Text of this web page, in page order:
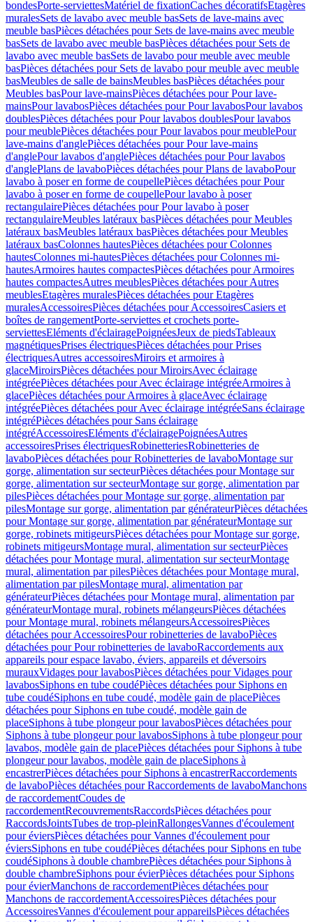
bondesPorte-serviettesMatériel de fixationCaches décoratifsEtagères
muralesSets de lavabo avec meuble basSets de lave-mains avec
meuble basPièces détachées pour Sets de lave-mains avec meuble
basSets de lavabo avec meuble basPièces détachées pour Sets de
lavabo avec meuble basSets de lavabo pour meuble avec meuble
basPièces détachées pour Sets de lavabo pour meuble avec meuble
basMeubles de salle de bainsMeubles basPièces détachées pour
Meubles basPour lave-mainsPièces détachées pour Pour lave-
mainsPour lavabosPièces détachées pour Pour lavabosPour lavabos
doublesPièces détachées pour Pour lavabos doublesPour lavabos
pour meublePièces détachées pour Pour lavabos pour meublePour
lave-mains d'anglePièces détachées pour Pour lave-mains
d'anglePour lavabos d'anglePièces détachées pour Pour lavabos
d'anglePlans de lavaboPièces détachées pour Plans de lavaboPour
lavabo à poser en forme de coupellePièces détachées pour Pour
lavabo à poser en forme de coupellePour lavabo à poser
rectangulairePièces détachées pour Pour lavabo à poser
rectangulaireMeubles latéraux basPièces détachées pour Meubles
latéraux basMeubles latéraux basPièces détachées pour Meubles
latéraux basColonnes hautesPièces détachées pour Colonnes
hautesColonnes mi-hautesPièces détachées pour Colonnes mi-
hautesArmoires hautes compactesPièces détachées pour Armoires
hautes compactesAutres meublesPièces détachées pour Autres
meublesEtagères muralesPièces détachées pour Etagères
muralesAccessoiresPièces détachées pour AccessoiresCasiers et
boîtes de rangementPorte-serviettes et crochets porte-
serviettesEléments d'éclairagePoignéesJeux de piedsTableaux
magnétiquesPrises électriquesPièces détachées pour Prises
électriquesAutres accessoiresMiroirs et armoires à
glaceMiroirsPièces détachées pour MiroirsAvec éclairage
intégréePièces détachées pour Avec éclairage intégréeArmoires à
glacePièces détachées pour Armoires à glaceAvec éclairage
intégréePièces détachées pour Avec éclairage intégréeSans éclairage
intégréPièces détachées pour Sans éclairage
intégréAccessoiresEléments d'éclairagePoignéesAutres
accessoiresPrises électriquesRobinetteriesRobinetteries de
lavaboPièces détachées pour Robinetteries de lavaboMontage sur
gorge, alimentation sur secteurPièces détachées pour Montage sur
gorge, alimentation sur secteurMontage sur gorge, alimentation par
pilesPièces détachées pour Montage sur gorge, alimentation par
pilesMontage sur gorge, alimentation par générateurPièces détachées
pour Montage sur gorge, alimentation par générateurMontage sur
gorge, robinets mitigeursPièces détachées pour Montage sur gorge,
robinets mitigeursMontage mural, alimentation sur secteurPièces
détachées pour Montage mural, alimentation sur secteurMontage
mural, alimentation par pilesPièces détachées pour Montage mural,
alimentation par pilesMontage mural, alimentation par
générateurPièces détachées pour Montage mural, alimentation par
générateurMontage mural, robinets mélangeursPièces détachées
pour Montage mural, robinets mélangeursAccessoiresPièces
détachées pour AccessoiresPour robinetteries de lavaboPièces
détachées pour Pour robinetteries de lavaboRaccordements aux
appareils pour espace lavabo, éviers, appareils et déversoirs
murauxVidages pour lavabosPièces détachées pour Vidages pour
lavabosSiphons en tube coudéPièces détachées pour Siphons en
tube coudéSiphons en tube coudé, modèle gain de placePièces
détachées pour Siphons en tube coudé, modèle gain de
placeSiphons à tube plongeur pour lavabosPièces détachées pour
Siphons à tube plongeur pour lavabosSiphons à tube plongeur pour
lavabos, modèle gain de placePièces détachées pour Siphons à tube
plongeur pour lavabos, modèle gain de placeSiphons à
encastrerPièces détachées pour Siphons à encastrerRaccordements
de lavaboPièces détachées pour Raccordements de lavaboManchons
de raccordementCoudes de
raccordementRecouvrementsRaccordsPièces détachées pour
RaccordsJointsTubes de trop-pleinRallongesVannes d'écoulement
pour éviersPièces détachées pour Vannes d'écoulement pour
éviersSiphons en tube coudéPièces détachées pour Siphons en tube
coudéSiphons à double chambrePièces détachées pour Siphons à
double chambreSiphons pour évierPièces détachées pour Siphons
pour évierManchons de raccordementPièces détachées pour
Manchons de raccordementAccessoiresPièces détachées pour
AccessoiresVannes d'écoulement pour appareilsPièces détachées